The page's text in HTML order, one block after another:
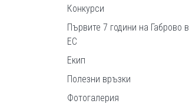
Конкурси
Първите 7 години на Габрово в
ЕС
Екип
Полезни връзки
Фотогалерия